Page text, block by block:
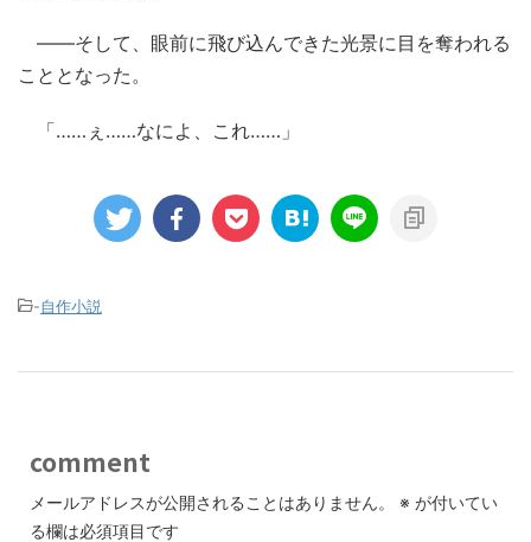
――そして、眼前に飛び込んできた光景に目を奪われる
こととなった。
「……ぇ……なによ、これ……」
-自作小説
comment
メールアドレスが公開されることはありません。 ※ が付いてい
る欄は必須項目です